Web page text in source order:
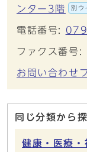
ンター3階
別ウ
電話番号:
ファクス番
お問い合わせ
同じ分類から
健康・医療・